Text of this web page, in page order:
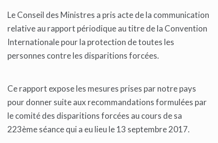
Le Conseil des Ministres a pris acte de la communication
relative au rapport périodique au titre de la Convention
Internationale pour la protection de toutes les
personnes contre les disparitions forcées.
Ce rapport expose les mesures prises par notre pays
pour donner suite aux recommandations formulées par
le comité des disparitions forcées au cours de sa
223ème séance qui a eu lieu le 13 septembre 2017.